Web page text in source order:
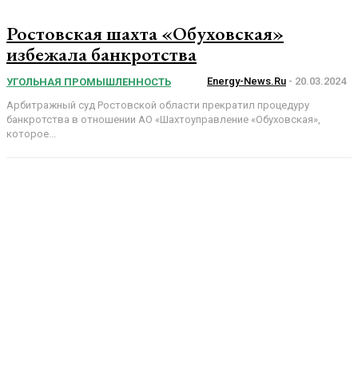
Ростовская шахта «Обуховская»
избежала банкротства
УГОЛЬНАЯ ПРОМЫШЛЕННОСТЬ Energy-News.ru - 20.03.2024
Арбитражный суд Ростовской области прекратил процедуру
банкротства в отношении АО «Шахтоуправление «Обуховская»,
которое...